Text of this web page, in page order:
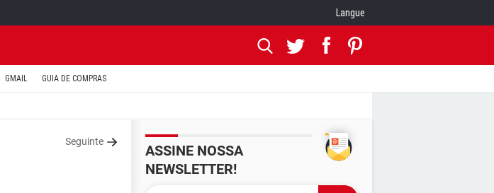
Langue
GMAIL GUIA DE COMPRAS
Seguinte
ASSINE NOSSA
NEWSLETTER!